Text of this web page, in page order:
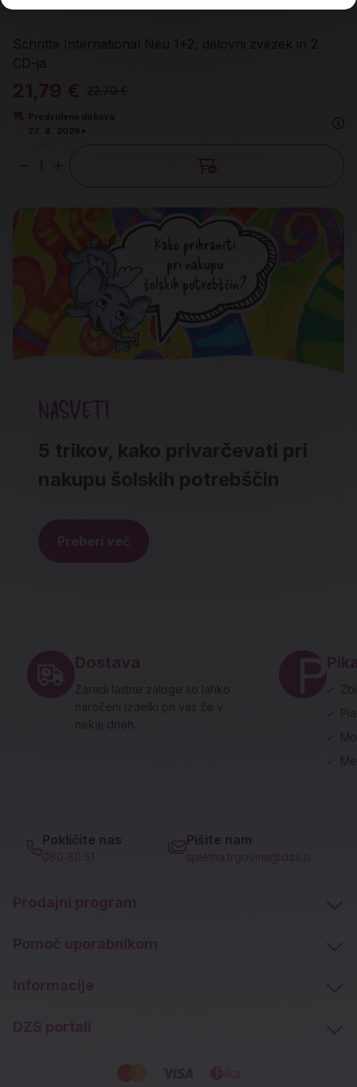
Schritte International Neu 1+2, delovni zvezek in 2
CD-ja
21,79 € 22,70 €
Predvidena dobava:
27. 8. 2026*
NASVETI
5 trikov, kako privarčevati pri
nakupu šolskih potrebščin
Preberi več
Dostava
Zaradi lastne zaloge so lahko
naročeni izdelki pri vas že v
nekaj dneh.
Pokličite nas
080 80 51
Pišite nam
spletna.trgovina@dzs.si
Prodajni program
Pomoč uporabnikom
Informacije
DZS portali